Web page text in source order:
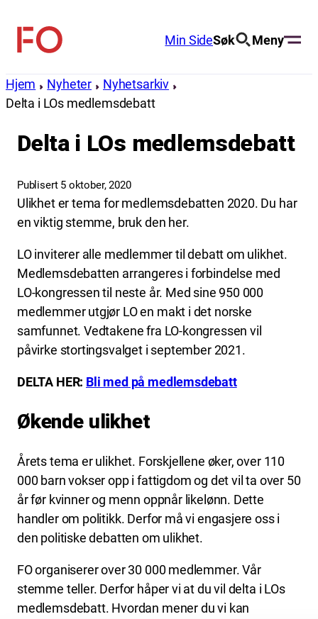
innhold
FO
Min SideSøk Meny
Hjem Nyheter
Nyhetsarkiv
Delta i LOs medlemsdebatt
Delta i LOs medlemsdebatt
Publisert 5 oktober, 2020
Ulikhet er tema for medlemsdebatten 2020. Du har
en viktig stemme, bruk den her.
LO inviterer alle medlemmer til debatt om ulikhet.
Medlemsdebatten arrangeres i forbindelse med
LO-kongressen til neste år. Med sine 950 000
medlemmer utgjør LO en makt i det norske
samfunnet. Vedtakene fra LO-kongressen vil
påvirke stortingsvalget i september 2021.
DELTA HER: Bli med på medlemsdebatt
Økende ulikhet
Årets tema er ulikhet. Forskjellene øker, over 110
000 barn vokser opp i fattigdom og det vil ta over 50
år før kvinner og menn oppnår likelønn. Dette
handler om politikk. Derfor må vi engasjere oss i
den politiske debatten om ulikhet.
FO organiserer over 30 000 medlemmer. Vår
stemme teller. Derfor håper vi at du vil delta i LOs
medlemsdebatt. Hvordan mener du vi kan